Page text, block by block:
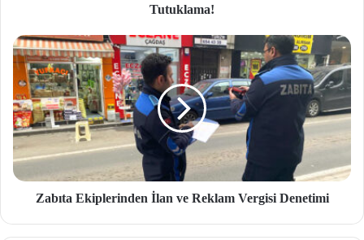
Tutuklama!
Zabıta Ekiplerinden İlan ve Reklam Vergisi Denetimi